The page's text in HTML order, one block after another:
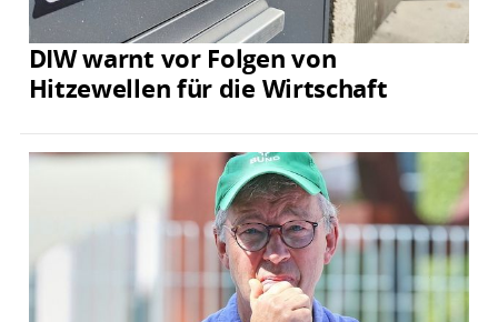
DIW warnt vor Folgen von
Hitzewellen für die Wirtschaft